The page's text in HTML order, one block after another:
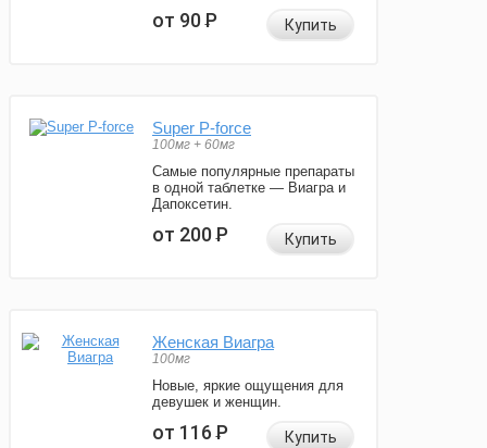
от 90Р Купить
Super P-force
100мг + 60мг
Самые популярные препараты
в одной таблетке — Виагра и
Дапоксетин.
от 200Р Купить
Женская Виагра
100мг
Новые, яркие ощущения для
девушек и женщин.
от 116Р Купить